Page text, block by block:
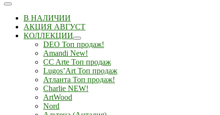
В НАЛИЧИИ
АКЦИЯ АВГУСТ
КОЛЛЕКЦИИ
DEO Топ продаж!
Amandi New!
CC Arte Топ продаж
Lugos’Art Топ продаж
Атланта Топ продаж!
Charlie NEW!
ArtWood
Nord